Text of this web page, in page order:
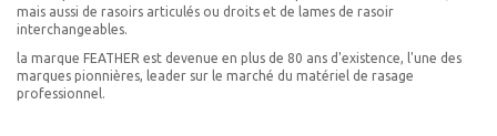
mais aussi de rasoirs articulés ou droits et de lames de rasoir
interchangeables.
la marque FEATHER est devenue en plus de 80 ans d'existence, l'une des
marques pionnières, leader sur le marché du matériel de rasage
professionnel.